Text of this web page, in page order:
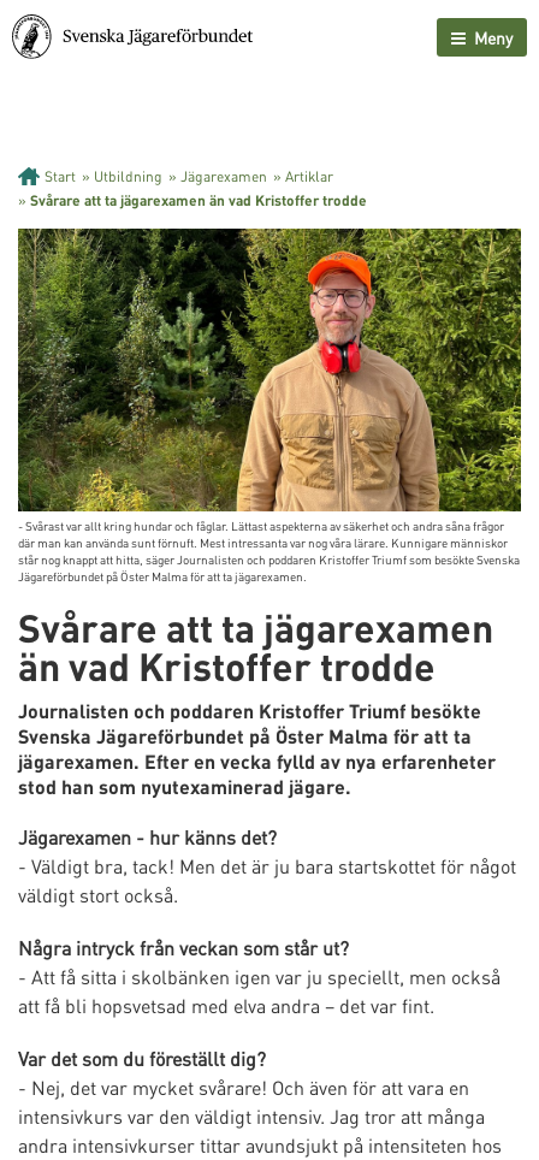
Meny
Start » Utbildning » Jägarexamen » Artiklar
» Svårare att ta jägarexamen än vad Kristoffer trodde
- Svårast var allt kring hundar och fåglar. Lättast aspekterna av säkerhet och andra såna frågor
där man kan använda sunt förnuft. Mest intressanta var nog våra lärare. Kunnigare människor
står nog knappt att hitta, säger Journalisten och poddaren Kristoffer Triumf som besökte Svenska
Jägareförbundet på Öster Malma för att ta jägarexamen.
Svårare att ta jägarexamen
än vad Kristoffer trodde
Journalisten och poddaren Kristoffer Triumf besökte
Svenska Jägareförbundet på Öster Malma för att ta
jägarexamen. Efter en vecka fylld av nya erfarenheter
stod han som nyutexaminerad jägare.
Jägarexamen - hur känns det?
- Väldigt bra, tack! Men det är ju bara startskottet för något
väldigt stort också.
Några intryck från veckan som står ut?
- Att få sitta i skolbänken igen var ju speciellt, men också
att få bli hopsvetsad med elva andra – det var fint.
Var det som du föreställt dig?
- Nej, det var mycket svårare! Och även för att vara en
intensivkurs var den väldigt intensiv. Jag tror att många
andra intensivkurser tittar avundsjukt på intensiteten hos